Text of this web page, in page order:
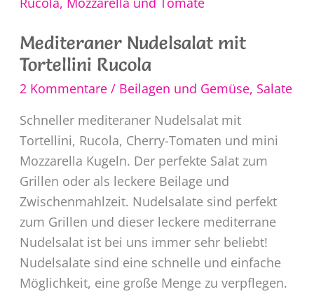
gemischt
Mediteraner Nudelsalat mit
Tortellini Rucola
2 Kommentare / Beilagen und Gemüse, Salate
Schneller mediteraner Nudelsalat mit
Tortellini, Rucola, Cherry-Tomaten und mini
Mozzarella Kugeln. Der perfekte Salat zum
Grillen oder als leckere Beilage und
Zwischenmahlzeit. Nudelsalate sind perfekt
zum Grillen und dieser leckere mediterrane
Nudelsalat ist bei uns immer sehr beliebt!
Nudelsalate sind eine schnelle und einfache
Möglichkeit, eine große Menge zu verpflegen.